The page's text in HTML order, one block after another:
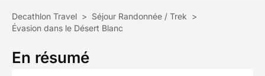
Decathlon Travel > Séjour Randonnée / Trek >
Évasion dans le Désert Blanc
En résumé